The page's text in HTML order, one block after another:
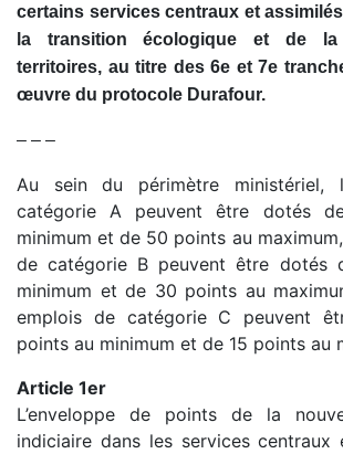
certains services centraux et
la transition écologique et de
territoires, au titre des 6e et 7e
œuvre du protocole Durafour.
– – –
Au sein du périmètre ministériel,
catégorie A peuvent être dotés
minimum et de 50 points au
de catégorie B peuvent être dotés
minimum et de 30 points au
emplois de catégorie C peuvent
points au minimum et de 15 points au
Article 1er
L’enveloppe de points de la
indiciaire dans les services centraux